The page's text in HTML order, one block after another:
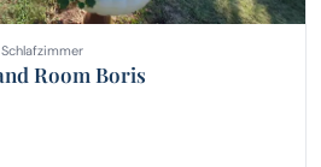
Schlafzimmer
Room Boris